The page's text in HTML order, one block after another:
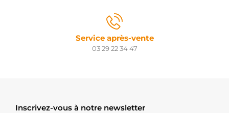
Service après-vente
03 29 22 34 47
Inscrivez-vous à notre newsletter